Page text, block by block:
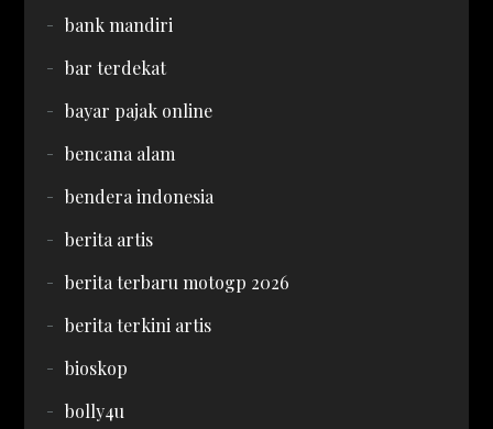
bank mandiri
bar terdekat
bayar pajak online
bencana alam
bendera indonesia
berita artis
berita terbaru motogp 2026
berita terkini artis
bioskop
bolly4u